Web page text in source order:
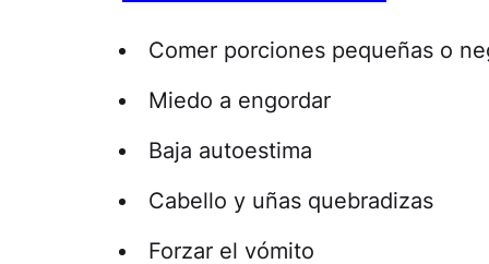
Comer porciones pequeñas o
Miedo a engordar
Baja autoestima
Cabello y uñas quebradizas
Forzar el vómito